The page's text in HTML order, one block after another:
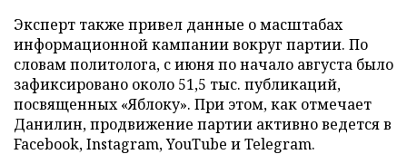
Эксперт также привел данные о масштабах
информационной кампании вокруг партии. По
словам политолога, с июня по начало августа было
зафиксировано около 51,5 тыс. публикаций,
посвященных «Яблоку». При этом, как отмечает
Данилин, продвижение партии активно ведется в
Facebook, Instagram, YouTube и Telegram.